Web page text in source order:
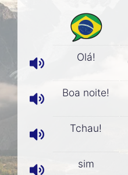
Olá!
Boa noite!
Tchau!
sim